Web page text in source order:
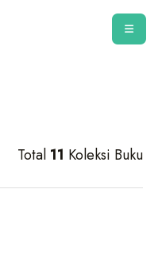
Total 11 Koleksi Buku